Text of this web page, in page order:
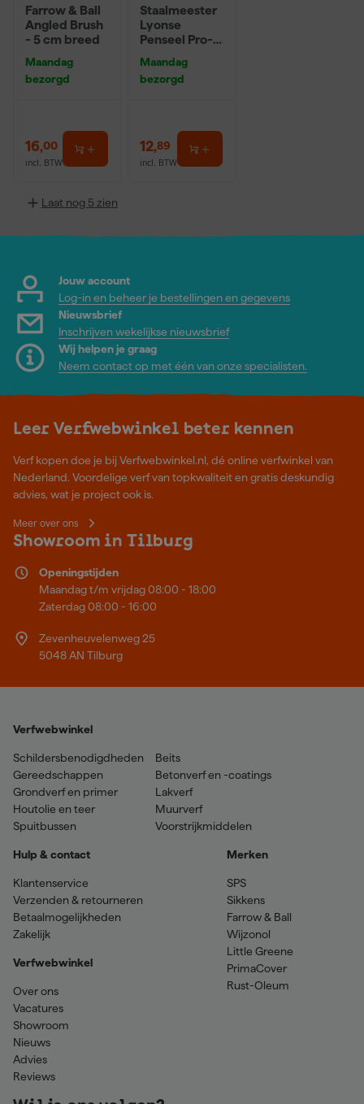
Farrow & Ball
Angled Brush
- 5 cm breed
Maandag
bezorgd
16,00
incl. BTW
Staalmeester
Lyonse
Penseel Pro-
16
Maandag
bezorgd
12,89
incl. BTW
Laat nog 5 zien
Jouw account
Log-in en beheer je bestellingen en gegevens
Nieuwsbrief
Inschrijven wekelijkse nieuwsbrief
Wij helpen je graag
Neem contact op met één van onze specialisten.
Leer Verfwebwinkel beter kennen
Verf kopen doe je bij Verfwebwinkel.nl, dé online verfwinkel van
Nederland. Voordelige verf van topkwaliteit en gratis deskundig
advies, wat je project ook is.
Meer over ons
Showroom in Tilburg
Openingstijden
Maandag t/m vrijdag 08:00 - 18:00
Zaterdag 08:00 - 16:00
Zevenheuvelenweg 25
5048 AN Tilburg
Verfwebwinkel
Schildersbenodigdheden
Gereedschappen
Grondverf en primer
Houtolie en teer
Spuitbussen
Beits
Betonverf en -coatings
Lakverf
Muurverf
Voorstrijkmiddelen
Hulp & contact
Klantenservice
Verzenden & retourneren
Betaalmogelijkheden
Zakelijk
Verfwebwinkel
Over ons
Vacatures
Showroom
Nieuws
Advies
Reviews
Merken
SPS
Sikkens
Farrow & Ball
Wijzonol
Little Greene
PrimaCover
Rust-Oleum